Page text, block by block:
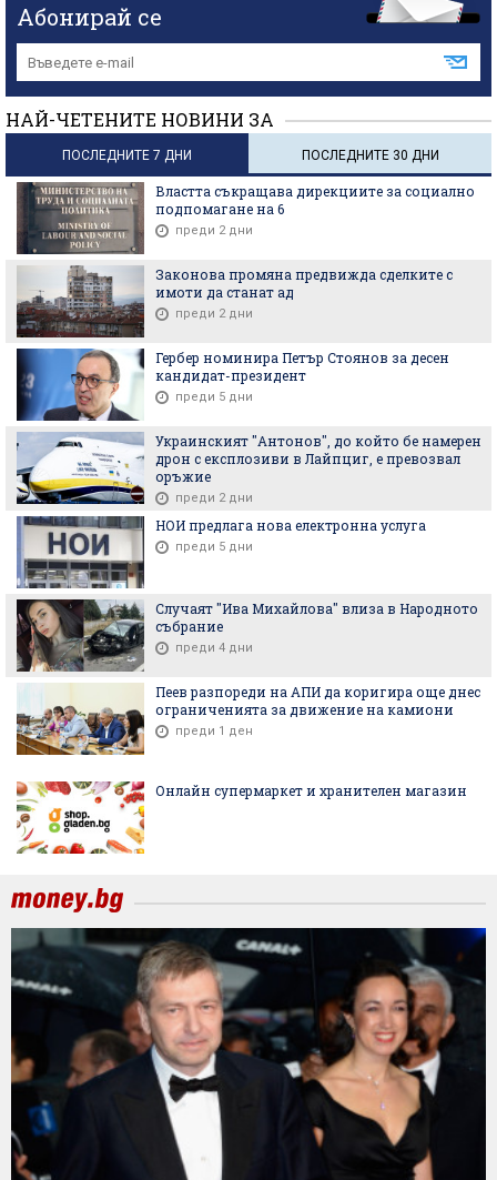
Абонирай се
НАЙ-ЧЕТЕНИТЕ НОВИНИ ЗА
ПОСЛЕДНИТЕ 7 ДНИ ПОСЛЕДНИТЕ 30 ДНИ
Властта съкращава дирекциите за социално
подпомагане на 6
преди 2 дни
Законова промяна предвижда сделките с
имоти да станат ад
преди 2 дни
Гербер номинира Петър Стоянов за десен
кандидат-президент
преди 5 дни
Украинският "Антонов", до който бе намерен
дрон с експлозиви в Лайпциг, е превозвал
оръжие
преди 2 дни
НОИ предлага нова електронна услуга
преди 5 дни
Случаят "Ива Михайлова" влиза в Народното
събрание
преди 4 дни
Пеев разпореди на АПИ да коригира още днес
ограниченията за движение на камиони
преди 1 ден
Онлайн супермаркет и хранителен магазин